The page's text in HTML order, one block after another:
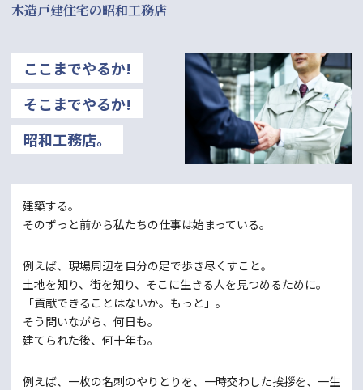
木造戸建住宅の昭和工務店
ここまでやるか!
そこまでやるか!
昭和工務店。
建築する。
そのずっと前から私たちの仕事は始まっている。
例えば、現場周辺を自分の足で歩き尽くすこと。
土地を知り、街を知り、そこに生きる人を見つめるために。
「貢献できることはないか。もっと」。
そう問いながら、何日も。
建てられた後、何十年も。
例えば、一枚の名刺のやりとりを、一時交わした挨拶を、 一生